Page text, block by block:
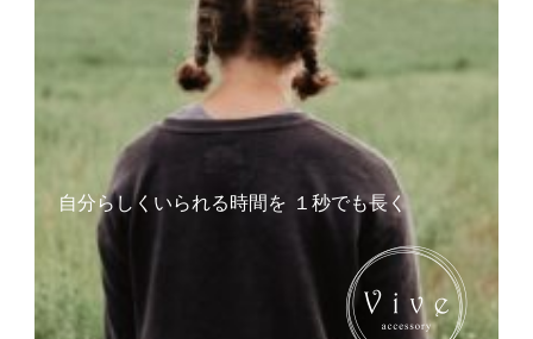
自分らしくいられる時間を １秒でも長く